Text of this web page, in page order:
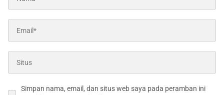
Simpan nama, email, dan situs web saya pada peramban ini